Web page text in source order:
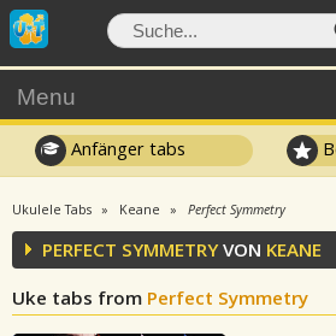
Menu
Anfänger tabs
Ukulele Tabs Keane Perfect Symmetry
PERFECT SYMMETRYVON KEANE
Uke tabs from Perfect Symmetry